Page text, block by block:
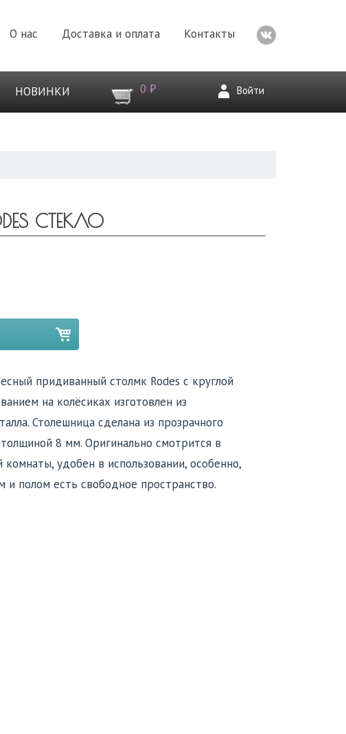
О нас Доставка и оплата Контакты
НОВИНКИ 0 ₽ Войти
СТЕКЛО
придиванный столмк Rodes c круглой
на колёсиках изготовлен из
Столешница сделана из прозрачного
толщиной 8 мм. Оригинально смотрится в
комнаты, удобен в использовании, особенно,
полом есть свободное пространство.